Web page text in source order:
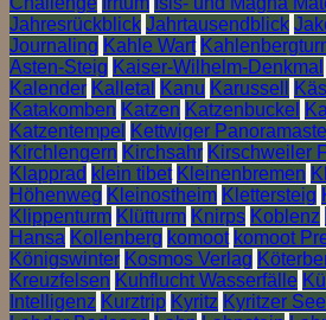
Jahresrückblick Jahrtausendblick
Journaling Kahle Wart
Asten-Steig Kaiser-Wilhelm-Denkmal
Kalender Kalletal Kanu Karussell
Katakomben Katzen Katzenbuckel
Katzentempel Kettwiger
Kirchlengern Kirchsahr Kirschweiler
Klapprad klein tibet Kleinenbremen
Höhenweg Kleinostheim Klettersteig
Klippenturm Klütturm Knirps Koblenz
Hansa Kollenberg komoot komoot
Königswinter Kosmos Verlag
Kreuzfelsen Kuhflucht Wasserfälle
Intelligenz Kurztrip Kyritz Kyritzer